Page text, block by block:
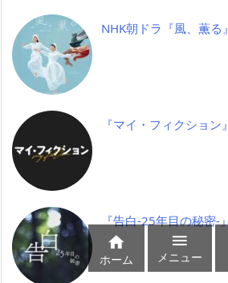
NHK朝ドラ『風、薫る』
『マイ・フィクション』
『告白-25年目の秘密-』

ホーム

メニュー